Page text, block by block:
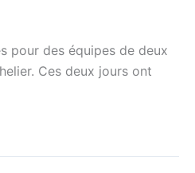
pour des équipes de deux
Ces deux jours ont